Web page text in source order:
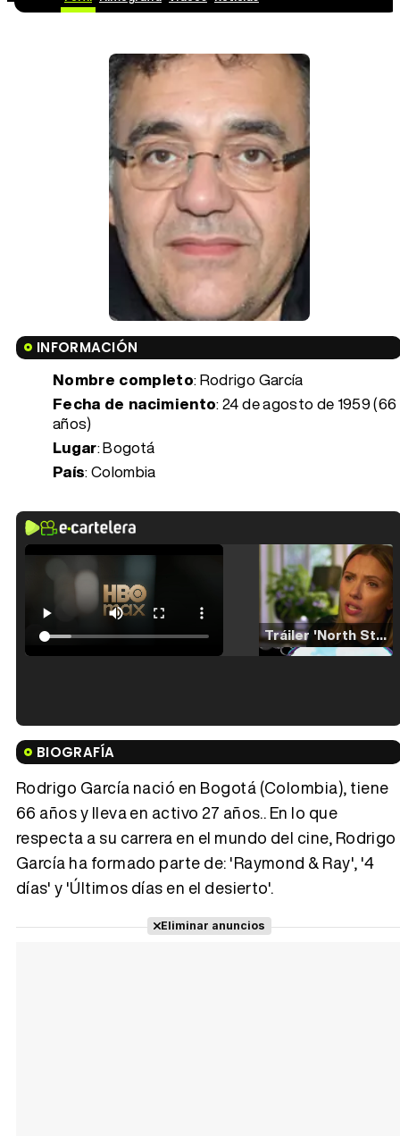
INFORMACIÓN
Nombre completo: Rodrigo García
Fecha de nacimiento:24 de agosto de 1959 (66
años)
Lugar: Bogotá
País: Colombia
Tráiler 'North Star' (2023)
Tráiler en español de 'La isla olvidada'
Tráiler 'Vida perra' (2026)
BIOGRAFÍA
Rodrigo García nació en Bogotá (Colombia), tiene
66 años y lleva en activo 27 años.. En lo que
respecta a su carrera en el mundo del cine, Rodrigo
García ha formado parte de: 'Raymond & Ray', '4
días' y 'Últimos días en el desierto'.
Eliminar anuncios